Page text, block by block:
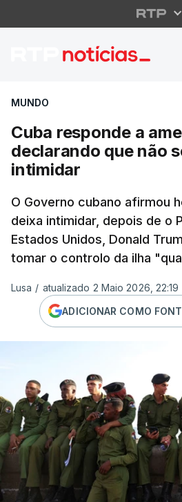
Cuba
MUNDO
Cuba responde a
declarando que não
intimidar
O Governo cubano afirmou
deixa intimidar, depois de o
Estados Unidos, Donald
tomar o controlo da ilha
Lusa / atualizado 2 Maio 2026, 22:19
ADICIONAR COMO